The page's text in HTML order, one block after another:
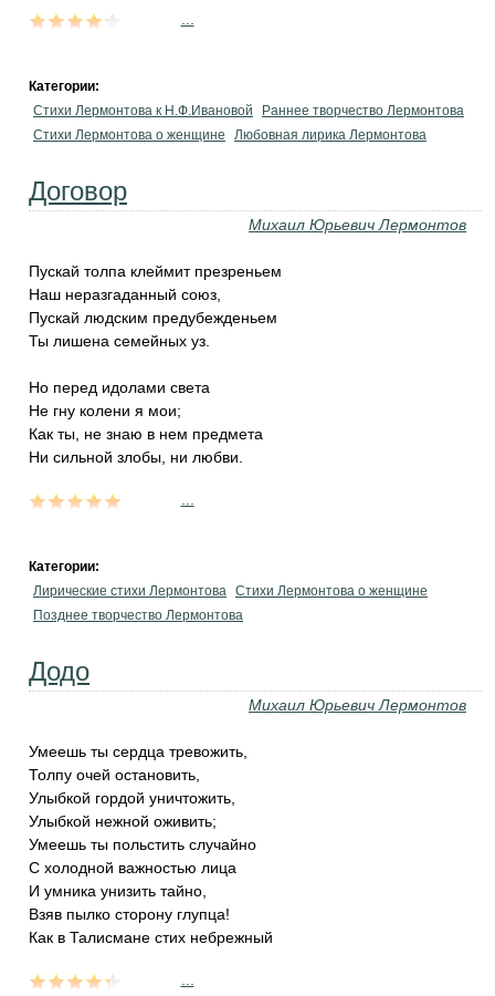
Категории:
Стихи Лермонтова к Н.Ф.Ивановой
Раннее творчество Лермонтова
Стихи Лермонтова о женщине
Любовная лирика Лермонтова
Договор
Михаил Юрьевич Лермонтов
Пускай толпа клеймит презреньем
Наш неразгаданный союз,
Пускай людским предубежденьем
Ты лишена семейных уз.
Но перед идолами света
Не гну колени я мои;
Как ты, не знаю в нем предмета
Ни сильной злобы, ни любви.
Категории:
Лирические стихи Лермонтова Стихи Лермонтова о женщине
Позднее творчество Лермонтова
Додо
Михаил Юрьевич Лермонтов
Умеешь ты сердца тревожить,
Толпу очей остановить,
Улыбкой гордой уничтожить,
Улыбкой нежной оживить;
Умеешь ты польстить случайно
С холодной важностью лица
И умника унизить тайно,
Взяв пылко сторону глупца!
Как в Талисмане стих небрежный